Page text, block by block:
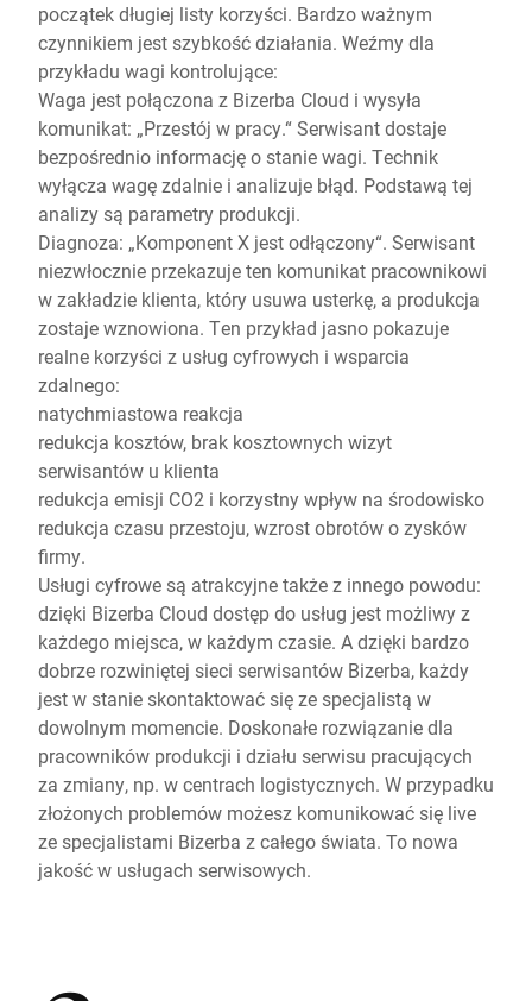
początek długiej listy korzyści. Bardzo ważnym
czynnikiem jest szybkość działania. Weźmy dla
przykładu wagi kontrolujące:
Waga jest połączona z Bizerba Cloud i wysyła
komunikat: „Przestój w pracy.“ Serwisant dostaje
bezpośrednio informację o stanie wagi. Technik
wyłącza wagę zdalnie i analizuje błąd. Podstawą tej
analizy są parametry produkcji.
Diagnoza: „Komponent X jest odłączony“. Serwisant
niezwłocznie przekazuje ten komunikat pracownikowi
w zakładzie klienta, który usuwa usterkę, a produkcja
zostaje wznowiona. Ten przykład jasno pokazuje
realne korzyści z usług cyfrowych i wsparcia
zdalnego:
natychmiastowa reakcja
redukcja kosztów, brak kosztownych wizyt
serwisantów u klienta
redukcja emisji CO2 i korzystny wpływ na środowisko
redukcja czasu przestoju, wzrost obrotów o zysków
firmy.
Usługi cyfrowe są atrakcyjne także z innego powodu:
dzięki Bizerba Cloud dostęp do usług jest możliwy z
każdego miejsca, w każdym czasie. A dzięki bardzo
dobrze rozwiniętej sieci serwisantów Bizerba, każdy
jest w stanie skontaktować się ze specjalistą w
dowolnym momencie. Doskonałe rozwiązanie dla
pracowników produkcji i działu serwisu pracujących
za zmiany, np. w centrach logistycznych. W przypadku
złożonych problemów możesz komunikować się live
ze specjalistami Bizerba z całego świata. To nowa
jakość w usługach serwisowych.